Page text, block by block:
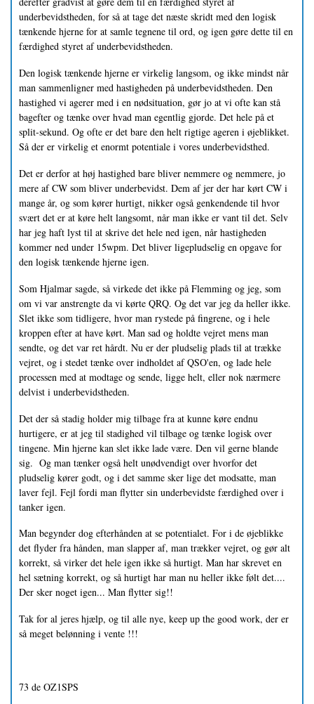
underbevidstheden, for så at tage det næste skridt med den logisk
tænkende hjerne for at samle tegnene til ord, og igen gøre dette til en
færdighed styret af underbevidstheden.
Den logisk tænkende hjerne er virkelig langsom, og ikke mindst når
man sammenligner med hastigheden på underbevidstheden. Den
hastighed vi agerer med i en nødsituation, gør jo at vi ofte kan stå
bagefter og tænke over hvad man egentlig gjorde. Det hele på et
split-sekund. Og ofte er det bare den helt rigtige ageren i øjeblikket.
Så der er virkelig et enormt potentiale i vores underbevidsthed.
Det er derfor at høj hastighed bare bliver nemmere og nemmere, jo
mere af CW som bliver underbevidst. Dem af jer der har kørt CW i
mange år, og som kører hurtigt, nikker også genkendende til hvor
svært det er at køre helt langsomt, når man ikke er vant til det. Selv
har jeg haft lyst til at skrive det hele ned igen, når hastigheden
kommer ned under 15wpm. Det bliver ligepludselig en opgave for
den logisk tænkende hjerne igen.
Som Hjalmar sagde, så virkede det ikke på Flemming og jeg, som
om vi var anstrengte da vi kørte QRQ. Og det var jeg da heller ikke.
Slet ikke som tidligere, hvor man rystede på fingrene, og i hele
kroppen efter at have kørt. Man sad og holdte vejret mens man
sendte, og det var ret hårdt. Nu er der pludselig plads til at trække
vejret, og i stedet tænke over indholdet af QSO'en, og lade hele
processen med at modtage og sende, ligge helt, eller nok nærmere
delvist i underbevidstheden.
Det der så stadig holder mig tilbage fra at kunne køre endnu
hurtigere, er at jeg til stadighed vil tilbage og tænke logisk over
tingene. Min hjerne kan slet ikke lade være. Den vil gerne blande
sig. Og man tænker også helt unødvendigt over hvorfor det
pludselig kører godt, og i det samme sker lige det modsatte, man
laver fejl. Fejl fordi man flytter sin underbevidste færdighed over i
tanker igen.
Man begynder dog efterhånden at se potentialet. For i de øjeblikke
det flyder fra hånden, man slapper af, man trækker vejret, og gør alt
korrekt, så virker det hele igen ikke så hurtigt. Man har skrevet en
hel sætning korrekt, og så hurtigt har man nu heller ikke følt det....
Der sker noget igen... Man flytter sig!!
Tak for al jeres hjælp, og til alle nye, keep up the good work, der er
så meget belønning i vente !!!
73 de OZ1SPS